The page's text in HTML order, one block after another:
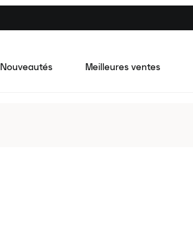
Nouveautés Meilleures ventes